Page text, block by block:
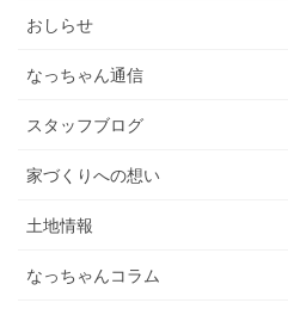
おしらせ
なっちゃん通信
スタッフブログ
家づくりへの想い
土地情報
なっちゃんコラム